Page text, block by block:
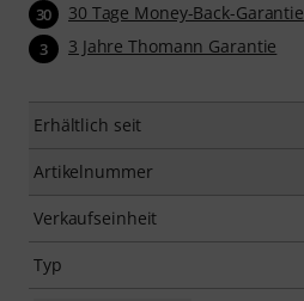
30 30 Tage Money-Back-Garantie
3 3 Jahre Thomann Garantie
Erhältlich seit
Artikelnummer
Verkaufseinheit
Typ